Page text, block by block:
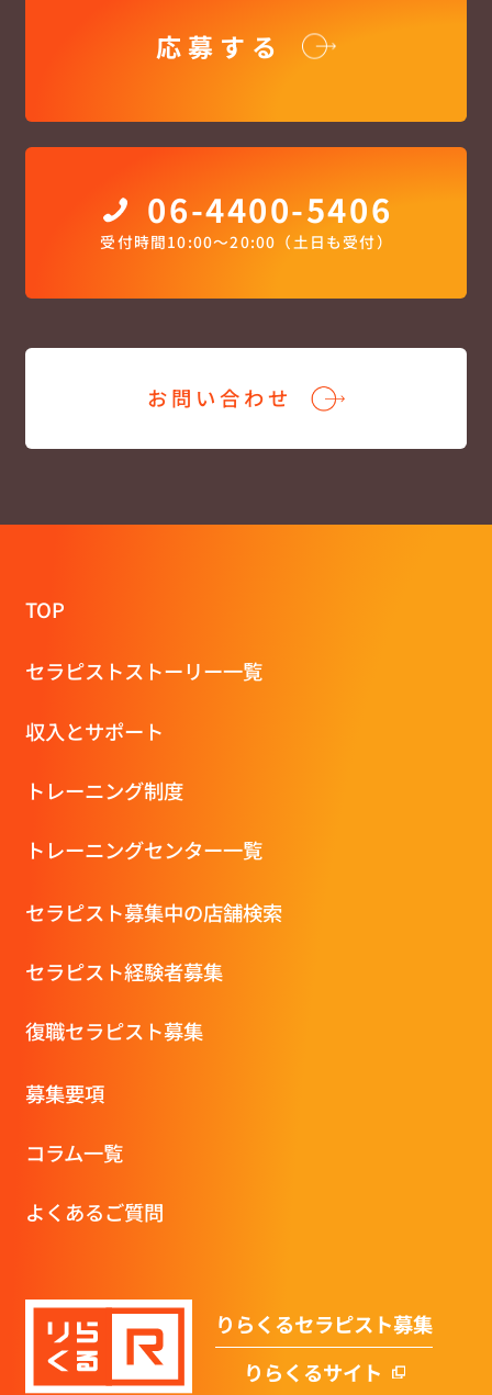
応募する
06-4400-5406
受付時間10:00〜20:00（土日も受付）
お問い合わせ
TOP
セラピストストーリー一覧
収⼊とサポート
トレーニング制度
トレーニングセンター一覧
セラピスト募集中の店舗検索
セラピスト経験者募集
復職セラピスト募集
募集要項
コラム一覧
よくあるご質問
りらくるセラピスト募集
りらくるサイト